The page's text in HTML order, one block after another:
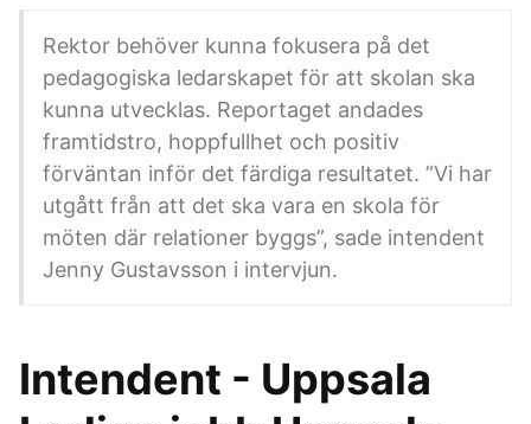
Rektor behöver kunna fokusera på det
pedagogiska ledarskapet för att skolan ska
kunna utvecklas. Reportaget andades
framtidstro, hoppfullhet och positiv
förväntan inför det färdiga resultatet. ”Vi har
utgått från att det ska vara en skola för
möten där relationer byggs”, sade intendent
Jenny Gustavsson i intervjun.
Intendent - Uppsala